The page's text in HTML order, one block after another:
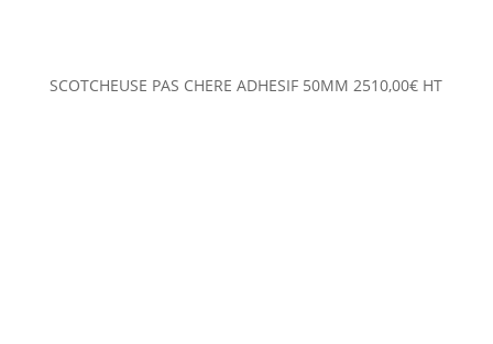
SCOTCHEUSE PAS CHERE ADHESIF 50MM 2510,00€ HT